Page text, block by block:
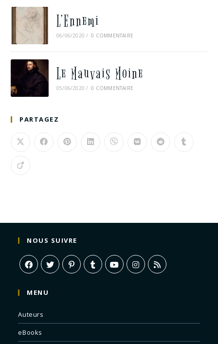
L’Ennemi
06/06/2020 / 0 COMMENTAIRE
Le Mauvais Moine
05/06/2020 / 0 COMMENTAIRE
PARTAGEZ
NOUS SUIVRE
MENU
Auteurs
eBooks